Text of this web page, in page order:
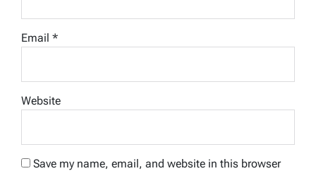
Email *
Website
Save my name, email, and website in this browser